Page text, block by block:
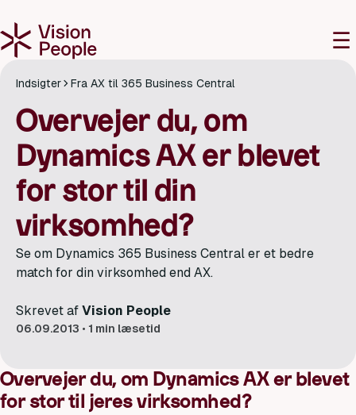
☰
Indsigter Fra AX til 365 Business Central
Overvejer du, om
Dynamics AX er blevet
for stor til din
virksomhed?
Se om Dynamics 365 Business Central er et bedre
match for din virksomhed end AX.
Skrevet af Vision People
06.09.2013 • 1 min læsetid
Overvejer du, om Dynamics AX er blevet
for stor til jeres virksomhed?